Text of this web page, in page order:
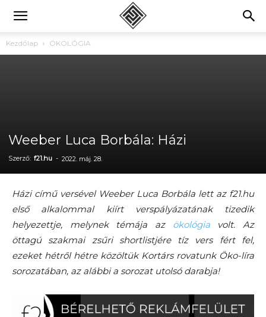
Kezdőlap ÖKOLÓGIA
Weeber Luca Borbála: Házi
Szerző: f21.hu - 2022. máj. 28.
Házi című versével Weeber Luca Borbála lett az f21.hu
első alkalommal kiírt verspályázatának tizedik
helyezettje, melynek témája az ökológiavolt. Az
öttagú szakmai zsűri shortlistjére tíz vers fért fel,
ezeket hétről hétre közöltük Kortárs rovatunk Öko-líra
sorozatában, az alábbi a sorozat utolsó darabja!